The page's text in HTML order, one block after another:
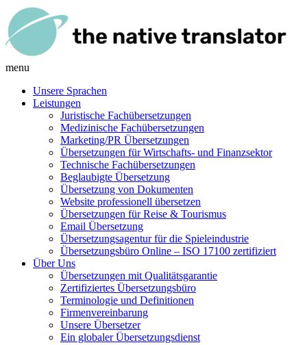
menu
Unsere Sprachen
Leistungen
Juristische Fachübersetzungen
Medizinische Fachübersetzungen
Marketing/PR Übersetzungen
Übersetzungen für Wirtschafts- und Finanzsektor
Technische Fachübersetzungen
Beglaubigte Übersetzung
Übersetzung von Dokumenten
Website professionell übersetzen
Übersetzungen für Reise & Tourismus
Email Übersetzung
Übersetzungsagentur für die Spieleindustrie
Übersetzungsbüro Online – ISO 17100 zertifiziert
Über Uns
Übersetzungen mit Qualitätsgarantie
Zertifiziertes Übersetzungsbüro
Terminologie und Definitionen
Firmenvereinbarung
Unsere Übersetzer
Ein globaler Übersetzungsdienst